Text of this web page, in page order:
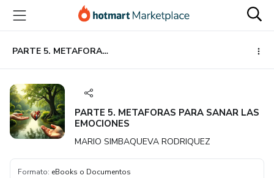
principal
página
de
página
PARTE 5. METAFORAS PARA SANAR LAS EMOCIONES
PARTE 5. METAFORAS PARA SANAR LAS
EMOCIONES
MARIO SIMBAQUEVA RODRIQUEZ
Formato: eBooks o Documentos